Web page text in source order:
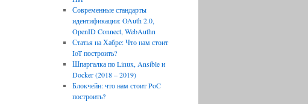
Современные стандарты
идентификации: OAuth 2.0,
OpenID Connect, WebAuthn
Статья на Хабре: Что нам стоит
IoT построить?
Шпаргалка по Linux, Ansible и
Docker (2018 – 2019)
Блокчейн: что нам стоит PoC
построить?